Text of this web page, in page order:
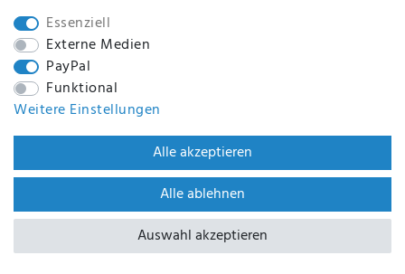
WIR VERSENDEN MIT
WIR SIND ZERTIFIZIERT DURCH
Essenziell
Externe Medien
PayPal
Funktional
Weitere Einstellungen
Alle akzeptieren
Alle ablehnen
Auswahl akzeptieren
BACK TO TOP